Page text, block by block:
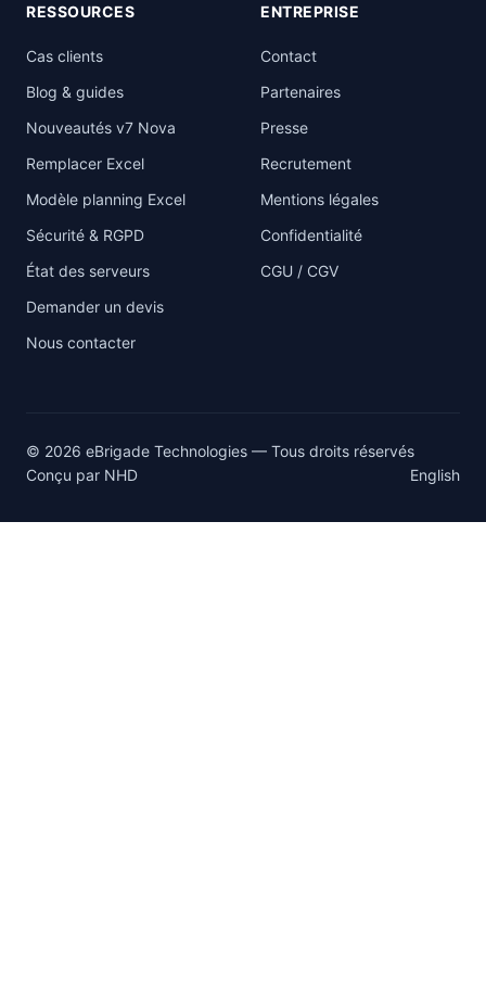
RESSOURCES
Cas clients
Blog & guides
Nouveautés v7 Nova
Remplacer Excel
Modèle planning Excel
Sécurité & RGPD
État des serveurs
Demander un devis
Nous contacter
ENTREPRISE
Contact
Partenaires
Presse
Recrutement
Mentions légales
Confidentialité
CGU / CGV
© 2026 eBrigade Technologies — Tous droits réservés
Conçu par NHD English